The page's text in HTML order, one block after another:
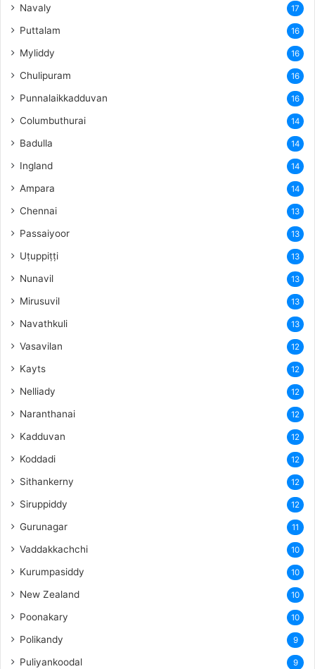
Navaly 17
Puttalam 16
Myliddy 16
Chulipuram 16
Punnalaikkadduvan 16
Columbuthurai 14
Badulla 14
Ingland 14
Ampara 14
Chennai 13
Passaiyoor 13
Uṭuppiṭṭi 13
Nunavil 13
Mirusuvil 13
Navathkuli 13
Vasavilan 12
Kayts 12
Nelliady 12
Naranthanai 12
Kadduvan 12
Koddadi 12
Sithankerny 12
Siruppiddy 12
Gurunagar 11
Vaddakkachchi 10
Kurumpasiddy 10
New Zealand 10
Poonakary 10
Polikandy 9
Puliyankoodal 9